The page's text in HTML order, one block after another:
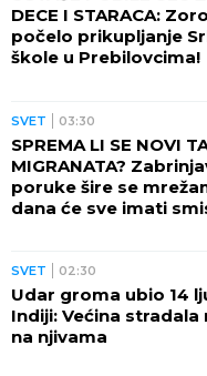
DECE I STARACA:
počelo prikupljanje
škole u Prebilovcima!
SVET 03:30
SPREMA LI SE NOVI
MIGRANATA?
poruke šire se
dana će sve imati
SVET 02:30
Udar groma ubio 14
Indiji: Većina stradala
na njivama